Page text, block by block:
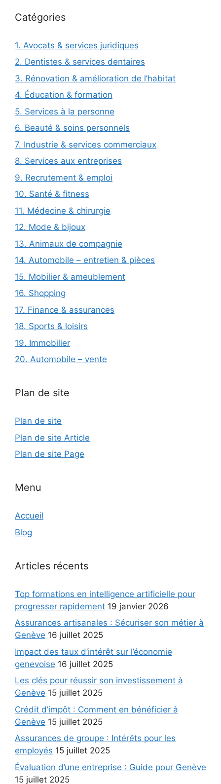
Catégories
1. Avocats & services juridiques
2. Dentistes & services dentaires
3. Rénovation & amélioration de l’habitat
4. Éducation & formation
5. Services à la personne
6. Beauté & soins personnels
7. Industrie & services commerciaux
8. Services aux entreprises
9. Recrutement & emploi
10. Santé & fitness
11. Médecine & chirurgie
12. Mode & bijoux
13. Animaux de compagnie
14. Automobile – entretien & pièces
15. Mobilier & ameublement
16. Shopping
17. Finance & assurances
18. Sports & loisirs
19. Immobilier
20. Automobile – vente
Plan de site
Plan de site
Plan de site Article
Plan de site Page
Menu
Accueil
Blog
Articles récents
Top formations en intelligence artificielle pour
progresser rapidement 19 janvier 2026
Assurances artisanales : Sécuriser son métier à
Genève 16 juillet 2025
Impact des taux d’intérêt sur l’économie
genevoise 16 juillet 2025
Les clés pour réussir son investissement à
Genève 15 juillet 2025
Crédit d’impôt : Comment en bénéficier à
Genève 15 juillet 2025
Assurances de groupe : Intérêts pour les
employés 15 juillet 2025
Évaluation d’une entreprise : Guide pour Genève
15 juillet 2025